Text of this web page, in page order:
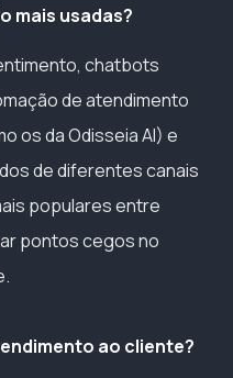
mais usadas?
chatbots
de atendimento
os da Odisseia AI) e
de diferentes canais
populares entre
pontos cegos no
ao cliente?